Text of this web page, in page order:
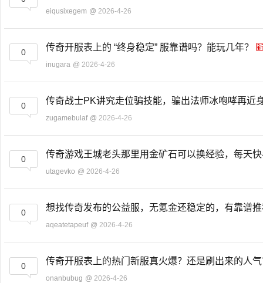
eiqusixegem @ 2026-4-26
0 传奇开服表上的 “终身稳定” 服靠谱吗？能玩几年？
inugara @ 2026-4-26
0 传奇战士PK讲究走位骗技能，骗出法师冰咆哮再近
zugamebulaf @ 2026-4-26
0 传奇游戏王城老头那里用金矿石可以换经验，每天
utagevko @ 2026-4-26
0 想找传奇发布的公益服，无氪金还稳定的，有靠谱
aqeatetapeuf @ 2026-4-26
0 传奇开服表上的热门新服真火爆？还是刷出来的人
onanbubug @ 2026-4-26